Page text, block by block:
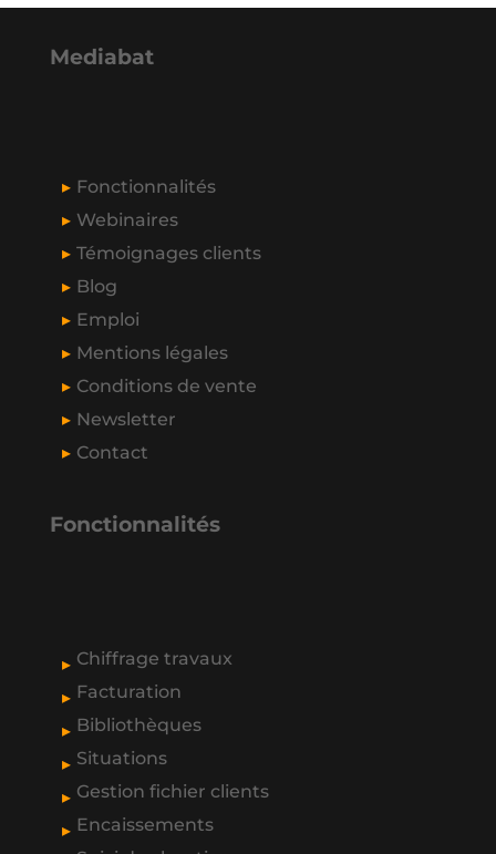
Mediabat
Fonctionnalités
Webinaires
Témoignages clients
Blog
Emploi
Mentions légales
Conditions de vente
Newsletter
Contact
Fonctionnalités
Chiffrage travaux
Facturation
Bibliothèques
Situations
Gestion fichier clients
Encaissements